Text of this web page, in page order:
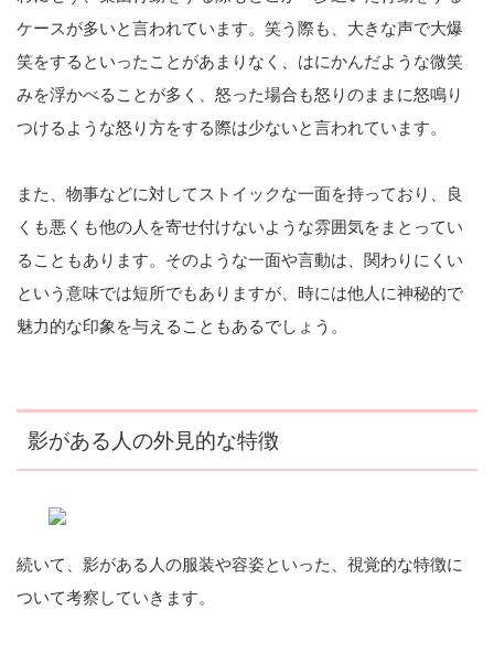
ケースが多いと言われています。笑う際も、大きな声で大爆
笑をするといったことがあまりなく、はにかんだような微笑
みを浮かべることが多く、怒った場合も怒りのままに怒鳴り
つけるような怒り方をする際は少ないと言われています。
また、物事などに対してストイックな一面を持っており、良
くも悪くも他の人を寄せ付けないような雰囲気をまとってい
ることもあります。そのような一面や言動は、関わりにくい
という意味では短所でもありますが、時には他人に神秘的で
魅力的な印象を与えることもあるでしょう。
影がある人の外見的な特徴
続いて、影がある人の服装や容姿といった、視覚的な特徴に
ついて考察していきます。